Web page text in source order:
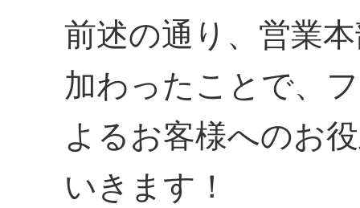
前述の通り、営業
加わったことで、
よるお客様へのお
いきます！